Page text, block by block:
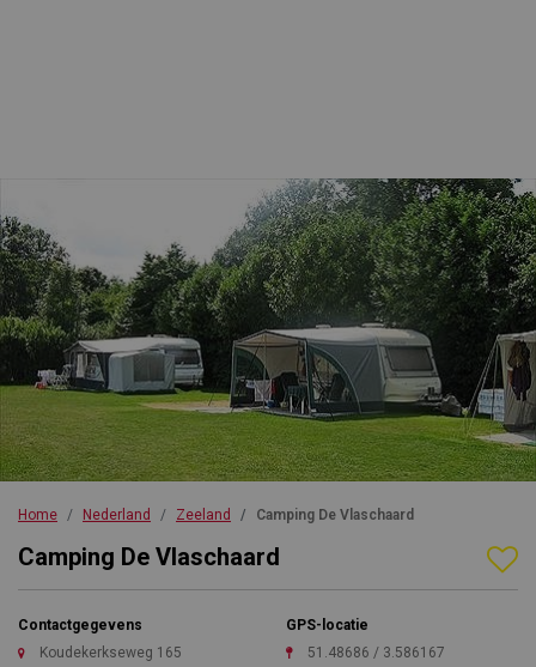
Camping De Vlaschaard
Contactgegevens
Koudekerkseweg 165
GPS-locatie
51.48686 / 3.586167
Home Nederland Zeeland Camping De Vlaschaard